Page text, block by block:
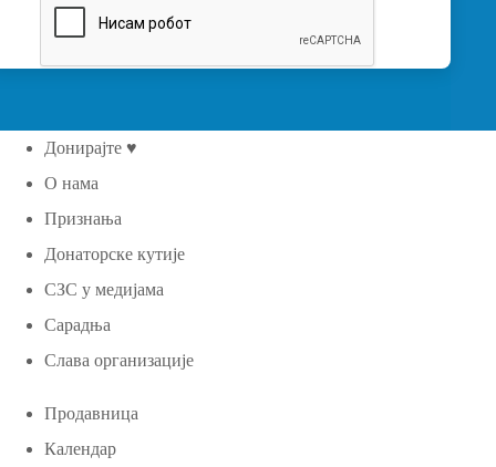
Донирајте ♥
О нама
Признања
Донаторске кутије
СЗС у медијама
Сарадња
Слава организације
Продавница
Календар